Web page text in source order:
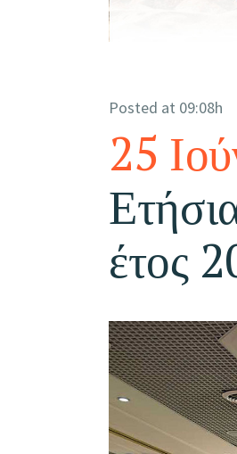
25
έτος
Posted at 09:08h